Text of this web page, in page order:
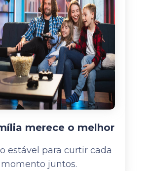
merece o melhor
estável para curtir cada
momento juntos.